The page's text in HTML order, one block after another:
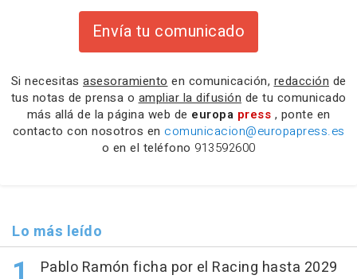
Envía tu comunicado
Si necesitas asesoramiento en comunicación, redacción de
tus notas de prensa o ampliar la difusión de tu comunicado
más allá de la página web de europa press , ponte en
contacto con nosotros en comunicacion@europapress.es
o en el teléfono 913592600
Lo más leído
Pablo Ramón ficha por el Racing hasta 2029